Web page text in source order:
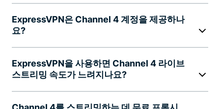
ExpressVPN은 Channel 4 계정을 제공하나
요?
ExpressVPN을 사용하면 Channel 4 라이브
스트리밍 속도가 느려지나요?